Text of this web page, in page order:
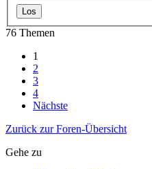
76 Themen
1
2
3
4
Nächste
Zurück zur Foren-Übersicht
Gehe zu